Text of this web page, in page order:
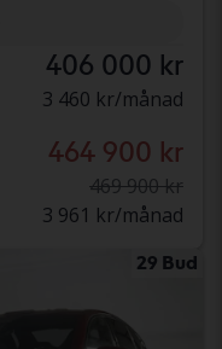
406 000 kr
3 460 kr/månad
464 900 kr
469 900 kr
3 961 kr/månad
29 Bud